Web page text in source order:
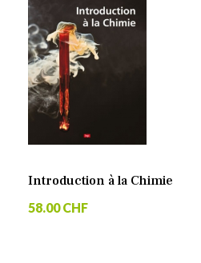
Introduction à la Chimie
58.00 CHF